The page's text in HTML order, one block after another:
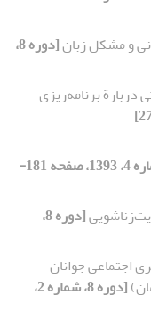
و مشکل زبان
[دوره 8،
برنامه‌ریزی
[دوره 8، شماره 4، 1393، صفحه 181-
[دوره 8،
اجتماعی جوانان
[دوره 8، شماره 2،